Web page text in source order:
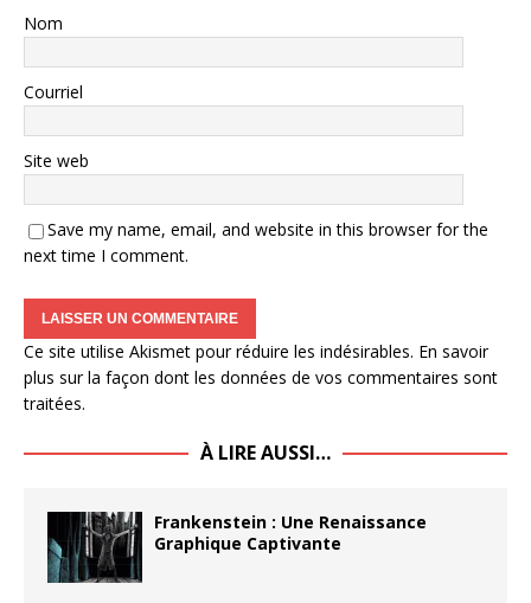
Nom
Courriel
Site web
Save my name, email, and website in this browser for the
next time I comment.
Ce site utilise Akismet pour réduire les indésirables. En savoir
plus sur la façon dont les données de vos commentaires sont
traitées.
À LIRE AUSSI…
Frankenstein : Une Renaissance
Graphique Captivante